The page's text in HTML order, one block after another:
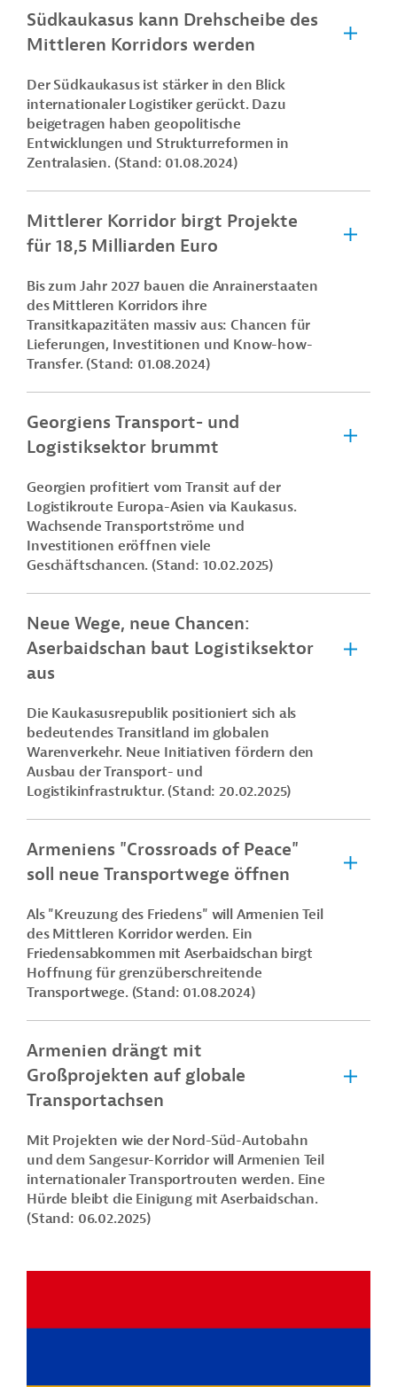
Südkaukasus kann Drehscheibe des
Mittleren Korridors werden
Der Südkaukasus ist stärker in den Blick
internationaler Logistiker gerückt. Dazu
beigetragen haben geopolitische
Entwicklungen und Strukturreformen in
Zentralasien. (Stand: 01.08.2024)
Mittlerer Korridor birgt Projekte
für 18,5 Milliarden Euro
Bis zum Jahr 2027 bauen die Anrainerstaaten
des Mittleren Korridors ihre
Transitkapazitäten massiv aus: Chancen für
Lieferungen, Investitionen und Know-how-
Transfer. (Stand: 01.08.2024)
Georgiens Transport- und
Logistiksektor brummt
Georgien profitiert vom Transit auf der
Logistikroute Europa-Asien via Kaukasus.
Wachsende Transportströme und
Investitionen eröffnen viele
Geschäftschancen. (Stand: 10.02.2025)
Neue Wege, neue Chancen:
Aserbaidschan baut Logistiksektor
aus
Die Kaukasusrepublik positioniert sich als
bedeutendes Transitland im globalen
Warenverkehr. Neue Initiativen fördern den
Ausbau der Transport- und
Logistikinfrastruktur. (Stand: 20.02.2025)
Armeniens "Crossroads of Peace"
soll neue Transportwege öffnen
Als "Kreuzung des Friedens" will Armenien Teil
des Mittleren Korridor werden. Ein
Friedensabkommen mit Aserbaidschan birgt
Hoffnung für grenzüberschreitende
Transportwege. (Stand: 01.08.2024)
Armenien drängt mit
Großprojekten auf globale
Transportachsen
Mit Projekten wie der Nord-Süd-Autobahn
und dem Sangesur-Korridor will Armenien Teil
internationaler Transportrouten werden. Eine
Hürde bleibt die Einigung mit Aserbaidschan.
(Stand: 06.02.2025)